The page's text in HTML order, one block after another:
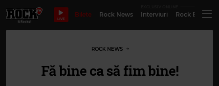
LIVE
Bilete Rock News Interviuri Rock
ROCK NEWS
Fă bine ca să fim bine!